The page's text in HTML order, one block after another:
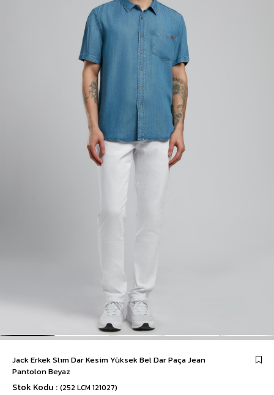
Jack Erkek Slım Dar Kesim Yüksek Bel Dar Paça Jean
Pantolon Beyaz
Stok Kodu (252 LCM 121027)